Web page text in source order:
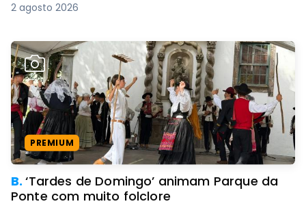
2 agosto 2026
PREMIUM
B.‘Tardes de Domingo’ animam Parque da
Ponte com muito folclore